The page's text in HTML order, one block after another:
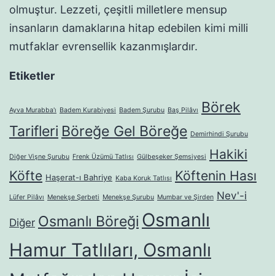
olmuştur. Lezzeti, çeşitli milletlere mensup
insanların damaklarına hitap edebilen kimi milli
mutfaklar evrensellik kazanmışlardır.
Etiketler
Ayva Murabba'ı Badem Kurabiyesi Badem Şurubu Baş Pilâvı
Börek
Tarifleri Böreğe Gel Böreğe Demirhindi Şurubu
Diğer Vişne Şurubu Frenk Üzümü Tatlısı Gülbeşeker Şemsiyesi Hakiki
Köfte Haşerat-ı Bahriye Kaba Koruk Tatlısı Köftenin Hası
Lüfer Pilâvı Menekşe Şerbeti Menekşe Şurubu Mumbar ve Şirden Nev'-i
Diğer Osmanlı Böreği Osmanlı
Hamur Tatlıları, Osmanlı